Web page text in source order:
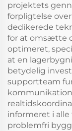
projektets
forpligtelse
dedikerede
for at omsætte
optimeret,
at en
betydelig
supportteam
informeret i alle
problemfri